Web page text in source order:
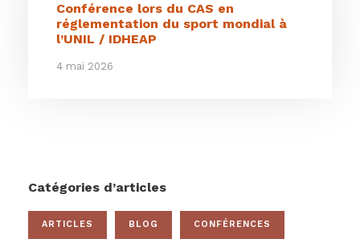
Conférence lors du CAS en
réglementation du sport mondial à
l’UNIL / IDHEAP
4 mai 2026
Catégories d’articles
ARTICLES BLOG CONFÉRENCES